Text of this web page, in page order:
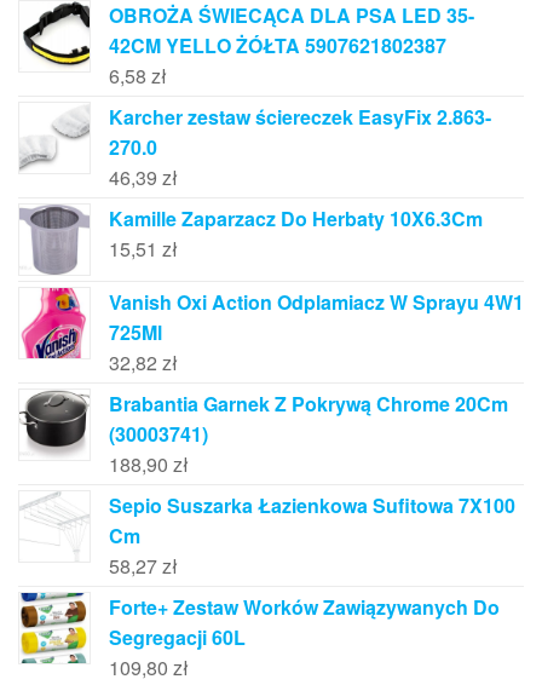
OBROŻA ŚWIECĄCA DLA PSA LED 35-
42CM YELLO ŻÓŁTA 5907621802387
6,58 zł
Karcher zestaw ściereczek EasyFix 2.863-
270.0
46,39 zł
Kamille Zaparzacz Do Herbaty 10X6.3Cm
15,51 zł
Vanish Oxi Action Odplamiacz W Sprayu 4W1
725Ml
32,82 zł
Brabantia Garnek Z Pokrywą Chrome 20Cm
(30003741)
188,90 zł
Sepio Suszarka Łazienkowa Sufitowa 7X100
Cm
58,27zł
Forte+ Zestaw Worków Zawiązywanych Do
Segregacji 60L
109,80 zł